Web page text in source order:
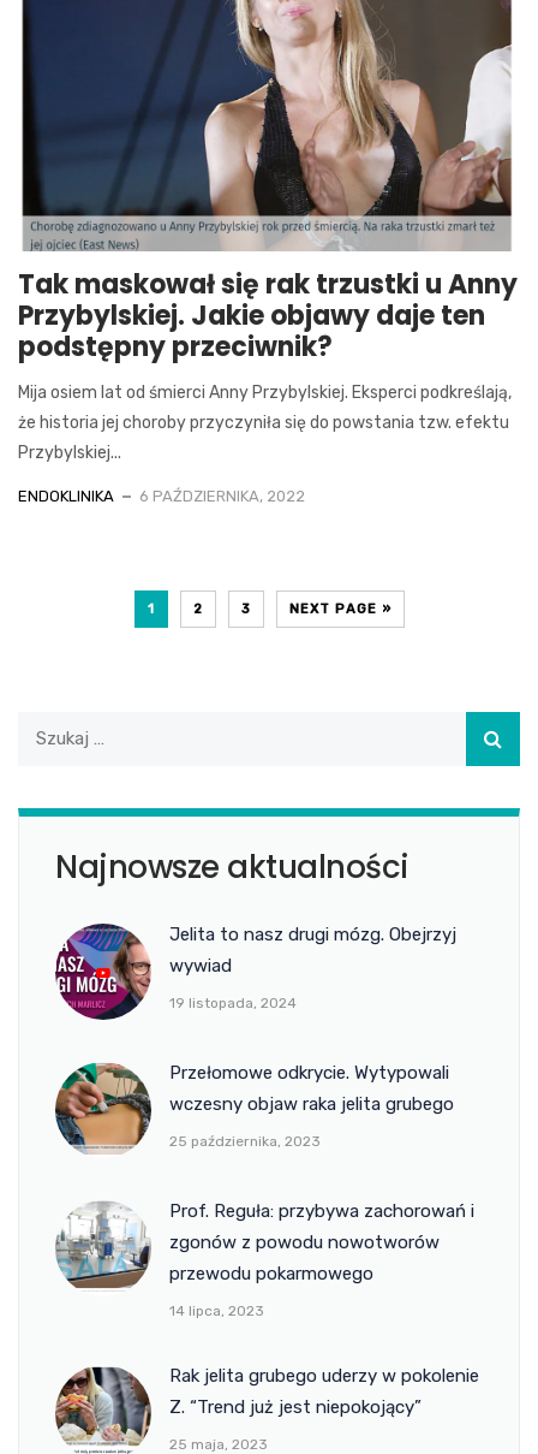
Tak maskował się rak trzustki u Anny
Przybylskiej. Jakie objawy daje ten
podstępny przeciwnik?
Mija osiem lat od śmierci Anny Przybylskiej. Eksperci podkreślają,
że historia jej choroby przyczyniła się do powstania tzw. efektu
Przybylskiej...
ENDOKLINIKA 6 PAŹDZIERNIKA, 2022
1 2 3 NEXT PAGE »
Najnowsze aktualności
Jelita to nasz drugi mózg. Obejrzyj
wywiad
19 listopada, 2024
Przełomowe odkrycie. Wytypowali
wczesny objaw raka jelita grubego
25 października, 2023
Prof. Reguła: przybywa zachorowań i
zgonów z powodu nowotworów
przewodu pokarmowego
14 lipca, 2023
Rak jelita grubego uderzy w pokolenie
Z. “Trend już jest niepokojący”
25 maja, 2023